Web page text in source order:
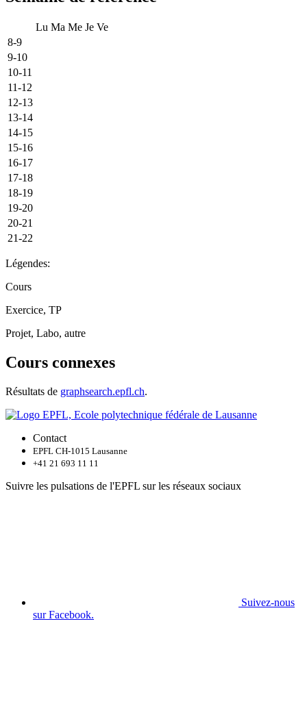
Lu Ma Me Je Ve
8-9
9-10
10-11
11-12
12-13
13-14
14-15
15-16
16-17
17-18
18-19
19-20
20-21
21-22
Légendes:
Cours
Exercice, TP
Projet, Labo, autre
Cours connexes
Résultats de graphsearch.epfl.ch.
Contact
EPFL CH-1015 Lausanne
+41 21 693 11 11
Suivre les pulsations de l'EPFL sur les réseaux sociaux
Suivez-nous
sur Facebook.